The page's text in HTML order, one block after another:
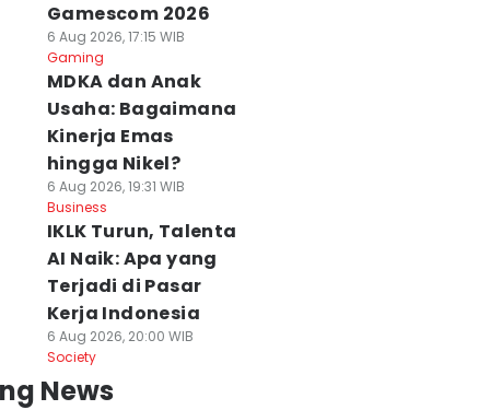
Gamescom 2026
6 Aug 2026, 17:15 WIB
Gaming
MDKA dan Anak
Usaha: Bagaimana
Kinerja Emas
hingga Nikel?
6 Aug 2026, 19:31 WIB
Business
IKLK Turun, Talenta
AI Naik: Apa yang
Terjadi di Pasar
Kerja Indonesia
6 Aug 2026, 20:00 WIB
Society
News